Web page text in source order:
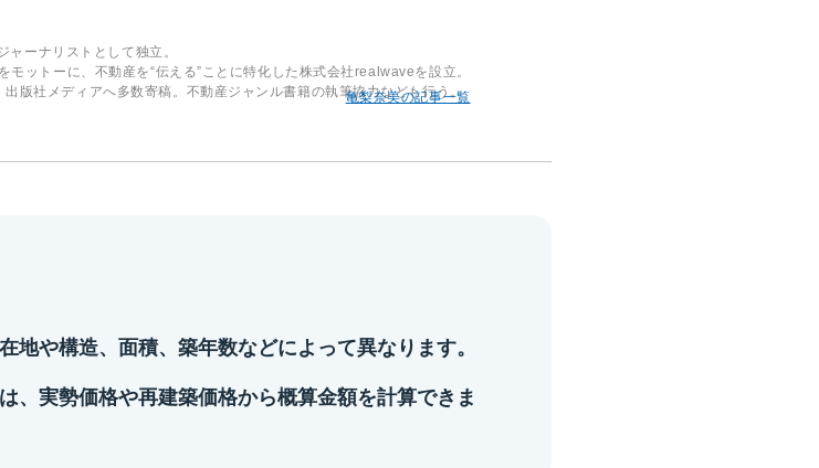
ーナリストとして独立。
ットーに、不動産を“伝える”ことに特化した株式会社realwaveを設立。
版社メディアへ多数寄稿。不動産ジャンル書籍の執筆協力なども行う。
亀梨奈美の記事一覧
地や構造、面積、築年数などによって異なります。
、実勢価格や再建築価格から概算金額を計算できま